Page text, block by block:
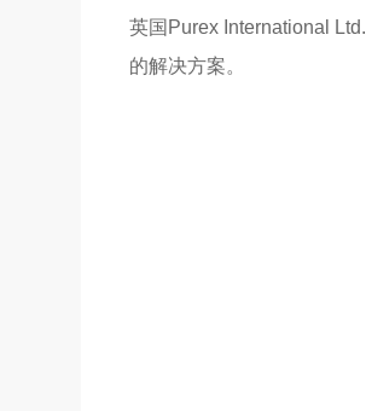
英国 Purex International Ltd.
的解决方案。